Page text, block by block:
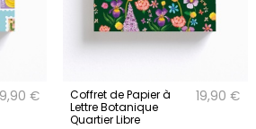
€
Coffret de Papier à
Lettre Botanique
Quartier Libre
19,90 €